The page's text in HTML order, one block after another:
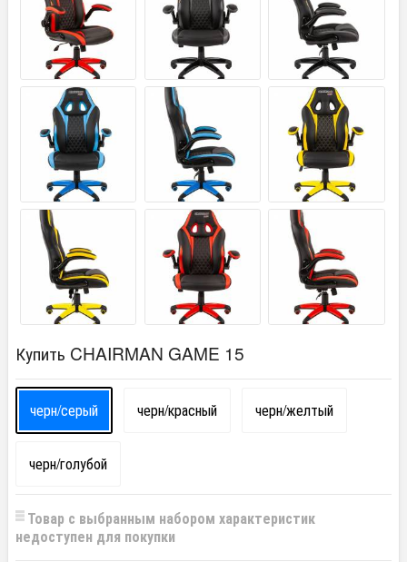
Купить CHAIRMAN GAME 15
черн/серый черн/красный черн/желтый
черн/голубой
Товар с выбранным набором характеристик
недоступен для покупки